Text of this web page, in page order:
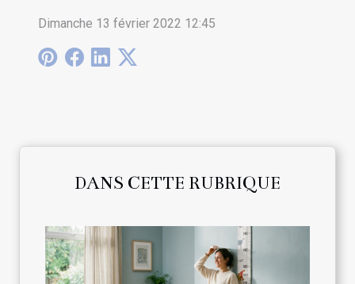
Dimanche 13 février 2022 12:45
DANS CETTE RUBRIQUE